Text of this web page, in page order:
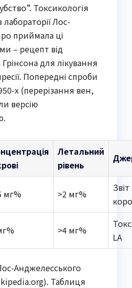
Токсикологія
Лос-
приймала ці
– рецепт від
для лікування
Попередні спроби
х (перерізання вен,
версію
Летальний
рівень
мг% >2 мг%
Звіт
>4 мг%
LA
Анджелесського
Таблиця